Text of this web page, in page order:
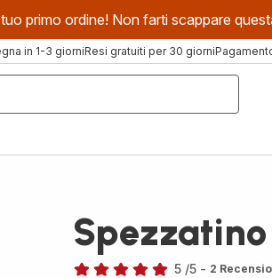
primo ordine! Non farti scappare
in 1-3 giorniResi gratuiti per 30 giorni
5 /5 - 2